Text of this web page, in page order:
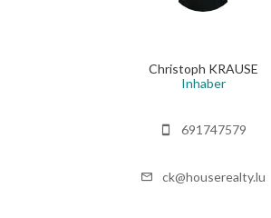
Christoph KRAUSE
Inhaber
691747579
ck@houserealty.lu